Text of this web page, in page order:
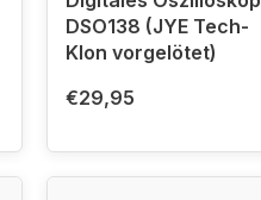
DSO138 (JYE Tech-
Klon vorgelötet)
€29,95